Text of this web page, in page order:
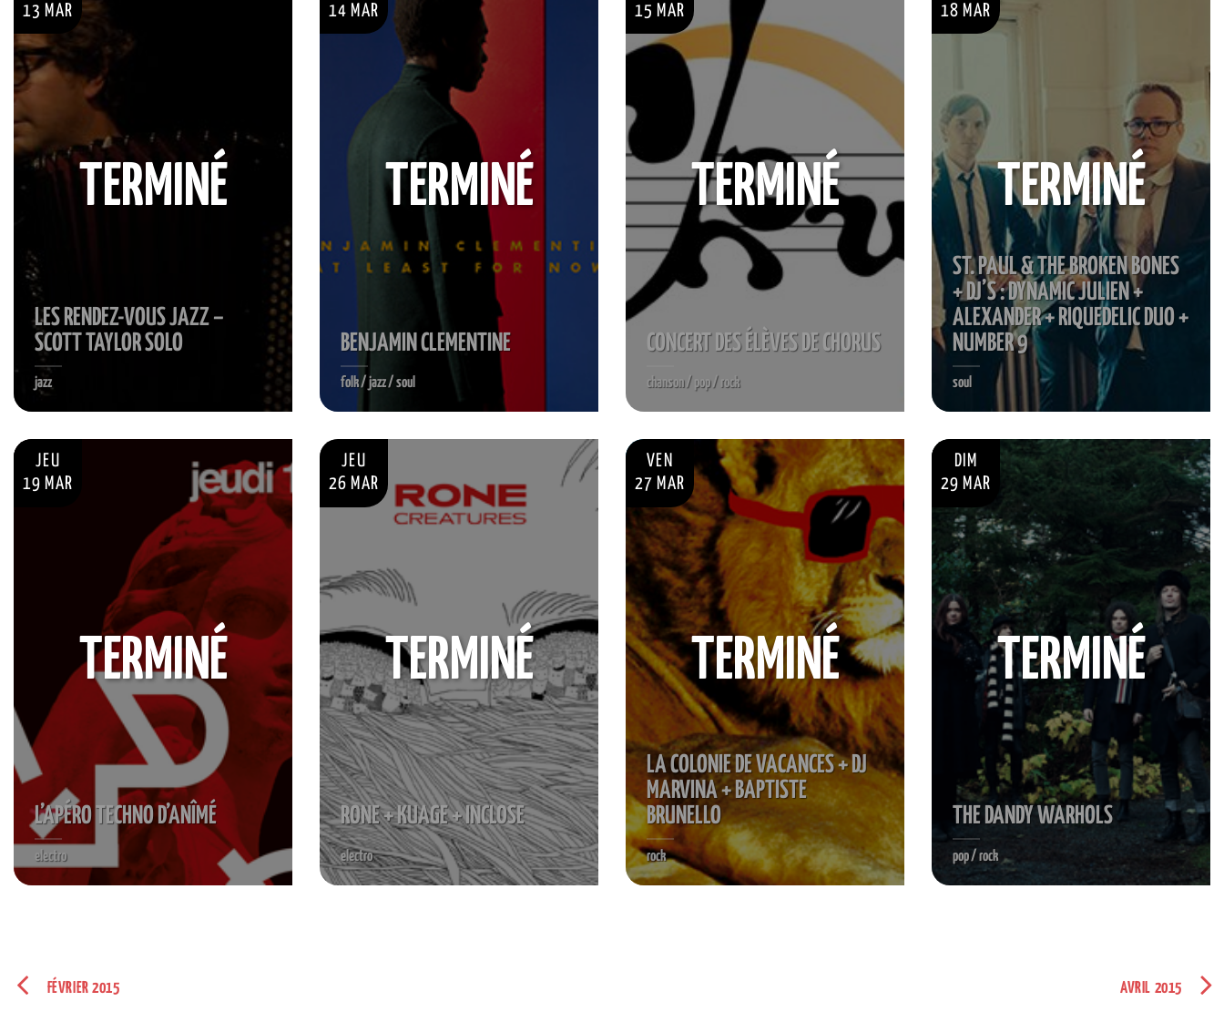
13 MAR
LES RENDEZ-VOUS JAZZ –
SCOTT TAYLOR SOLO
jazz
TERMINÉ
14 MAR
BENJAMIN CLEMENTINE
folk / jazz / soul
TERMINÉ
15 MAR
CONCERT DES ÉLÈVES DE CHORUS
chanson / pop / rock
TERMINÉ
18 MAR
ST. PAUL & THE BROKEN BONES
+ DJ’S : DYNAMIC JULIEN +
ALEXANDER + RIQUEDELIC DUO +
NUMBER 9
soul
TERMINÉ
JEU
19 MAR
L’APÉRO TECHNO D’ANÎMÉ
electro
TERMINÉ
JEU
26 MAR
RONE + KUAGE + INCLOSE
electro
TERMINÉ
VEN
27 MAR
LA COLONIE DE VACANCES + DJ
MARVINA + BAPTISTE
BRUNELLO
rock
TERMINÉ
DIM
29 MAR
THE DANDY WARHOLS
pop / rock
TERMINÉ
FÉVRIER 2015 AVRIL 2015